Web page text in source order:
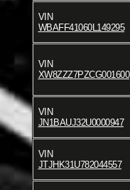
VIN
WBAFF41060L149295
VIN
XW8ZZZ7PZCG001600
VIN
JN1BAUJ32U0000947
VIN
JTJHK31U782044557